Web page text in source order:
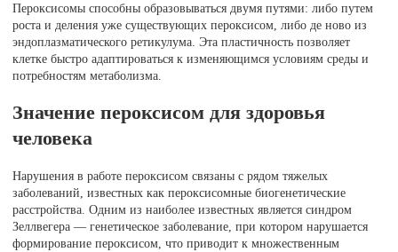
Пероксисомы способны образовываться двумя путями: либо путем
роста и деления уже существующих пероксисом, либо де ново из
эндоплазматического ретикулума. Эта пластичность позволяет
клетке быстро адаптироваться к изменяющимся условиям среды и
потребностям метаболизма.
Значение пероксисом для здоровья
человека
Нарушения в работе пероксисом связаны с рядом тяжелых
заболеваний, известных как пероксисомные биогенетические
расстройства. Одним из наиболее известных является синдром
Зеллвегера — генетическое заболевание, при котором нарушается
формирование пероксисом, что приводит к множественным